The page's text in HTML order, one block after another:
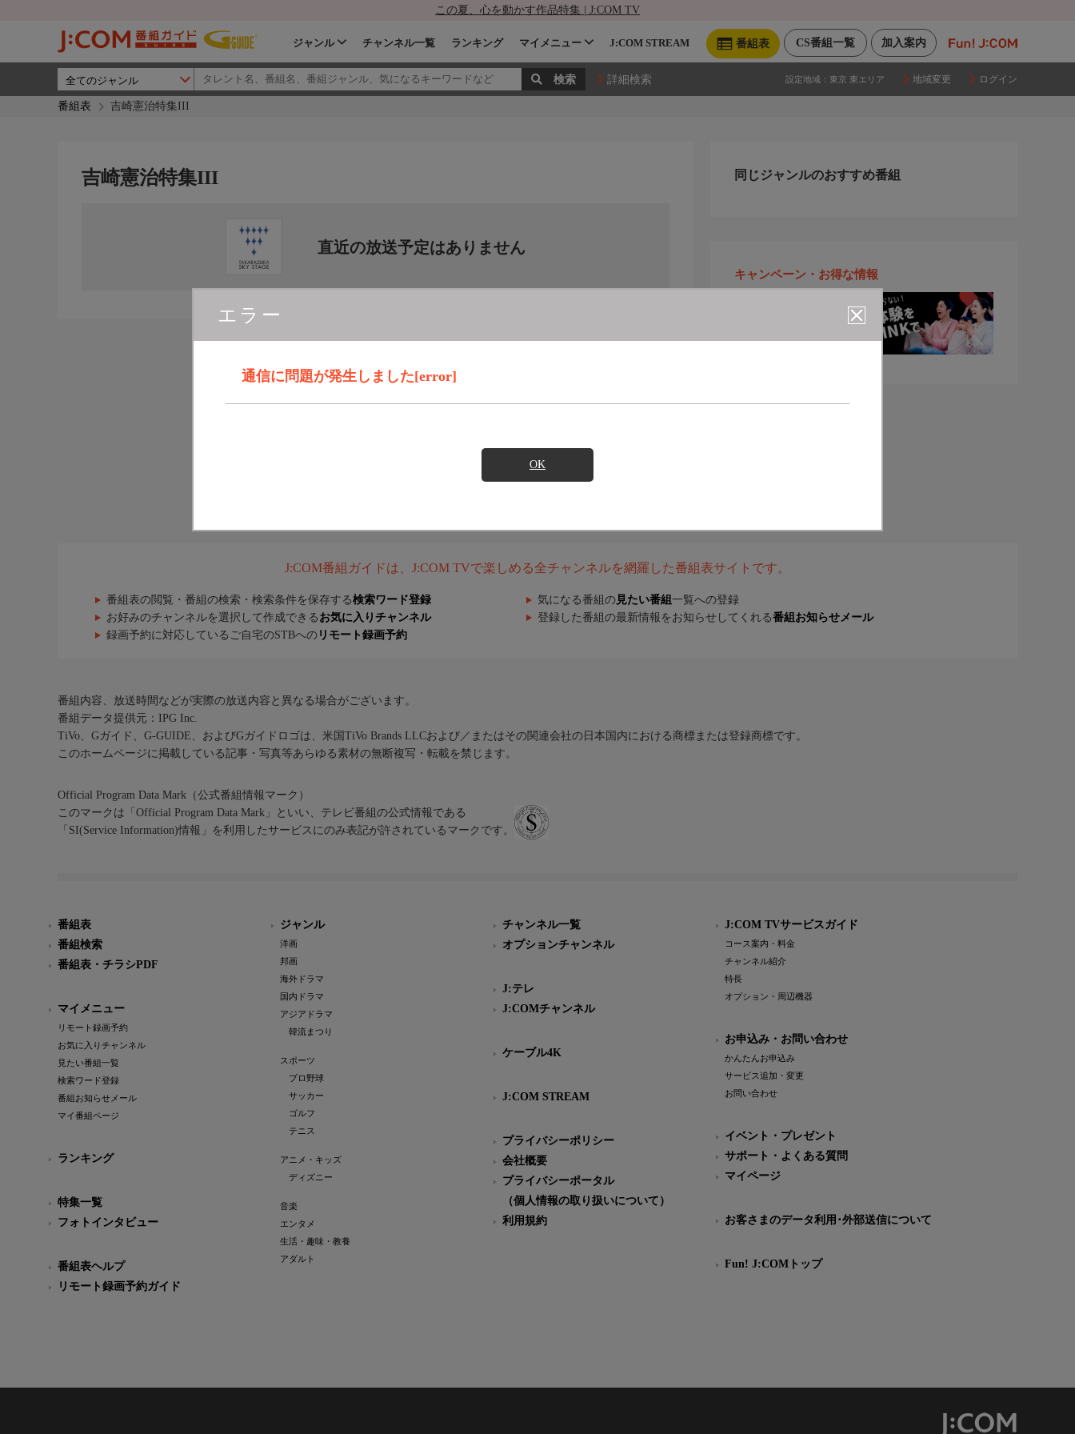
この夏、心を動かす作品特集 | J:COM TV
加入案内
CS番組一覧
番組表
ジャンル チャンネル一覧 ランキング マイメニュー J:COM STREAM
詳細検索 設定地域： 東京 東エリア 地域変更 ログイン
番組表 吉崎憲治特集III
エラー
通信に問題が発生しました[error]
OK
吉崎憲治特集III
直近の放送予定はありません
同じジャンルのおすすめ番組
キャンペーン・お得な情報
J:COM番組ガイドは、J:COM TVで楽しめる全チャンネルを網羅した番組表サイトです。
番組表の閲覧・番組の検索・検索条件を保存する検索ワード登録 気になる番組の 見たい番組 一覧への登録
お好みのチャンネルを選択して作成できる お気に入りチャンネル 登録した番組の最新情報をお知らせしてくれる番組お知らせメール
録画予約に対応しているご自宅のSTBへの リモート録画予約
番組内容、放送時間などが実際の放送内容と異なる場合がございます。
番組データ提供元：IPG Inc.
TiVo、Gガイド、G-GUIDE、およびGガイドロゴは、米国TiVo Brands LLCおよび／またはその関連会社の日本国内における商標または登録商標です。
このホームページに掲載している記事・写真等あらゆる素材の無断複写・転載を禁じます。
Official Program Data Mark（公式番組情報マーク）
このマークは「Official Program Data Mark」といい、テレビ番組の公式情報である
「SI(Service Information)情報」を利用したサービスにのみ表記が許されているマークです。
番組表
番組検索
番組表・チラシPDF
マイメニュー
リモート録画予約
お気に入りチャンネル
見たい番組一覧
検索ワード登録
番組お知らせメール
マイ番組ページ
ランキング
特集一覧
フォトインタビュー
番組表ヘルプ
リモート録画予約ガイド
ジャンル
洋画
邦画
海外ドラマ
国内ドラマ
アジアドラマ
韓流まつり
スポーツ
プロ野球
サッカー
ゴルフ
テニス
アニメ・キッズ
ディズニー
音楽
エンタメ
生活・趣味・教養
アダルト
チャンネル一覧
オプションチャンネル
J:テレ
J:COMチャンネル
ケーブル4K
J:COM STREAM
プライバシーポリシー
会社概要
プライバシーポータル
（個人情報の取り扱いについて）
利用規約
J:COM TVサービスガイド
コース案内・料金
チャンネル紹介
特長
オプション・周辺機器
お申込み・お問い合わせ
かんたんお申込み
サービス追加・変更
お問い合わせ
イベント・プレゼント
サポート・よくある質問
マイページ
お客さまのデータ利用･外部送信について
Fun! J:COMトップ